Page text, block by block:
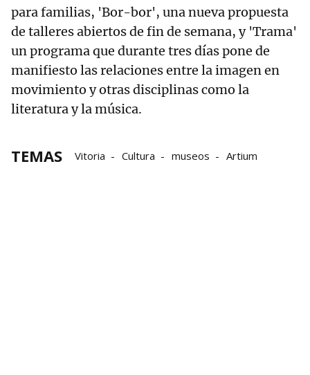
para familias, 'Bor-bor', una nueva propuesta
de talleres abiertos de fin de semana, y 'Trama'
un programa que durante tres días pone de
manifiesto las relaciones entre la imagen en
movimiento y otras disciplinas como la
literatura y la música.
TEMAS Vitoria Cultura museos Artium